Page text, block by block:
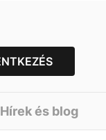
Hírek és blog